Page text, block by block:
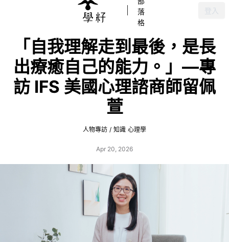
登入
落
格
「自我理解走到最後，是長
出療癒自己的能力。」—專
訪 IFS 美國心理諮商師留佩
萱
人物專訪 / 知識 心理學
Apr 20, 2026